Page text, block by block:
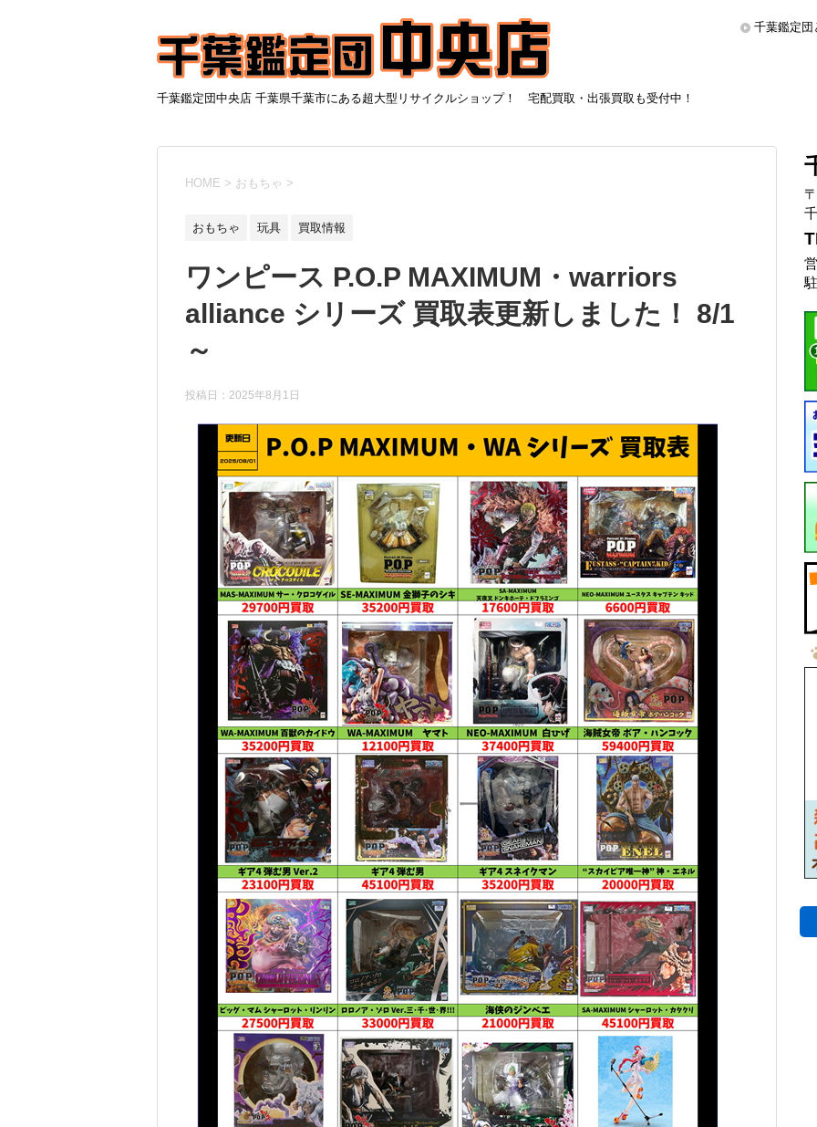
千葉鑑定団中央店 千葉県千葉市にある超大型リサイクルショップ！ 宅配買取・出張買取も受付中！
千葉鑑定団
HOME > おもちゃ >
おもちゃ 玩具 買取情報
ワンピース P.O.P MAXIMUM・warriors
alliance シリーズ 買取表更新しました！ 8/1
～
投稿日：2025年8月1日